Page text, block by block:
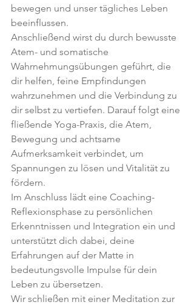
bewegen und unser tägliches Leben
beeinflussen.
Anschließend wirst du durch bewusste
Atem- und somatische
Wahrnehmungsübungen geführt, die
dir helfen, feine Empfindungen
wahrzunehmen und die Verbindung zu
dir selbst zu vertiefen. Darauf folgt eine
fließende Yoga-Praxis, die Atem,
Bewegung und achtsame
Aufmerksamkeit verbindet, um
Spannungen zu lösen und Vitalität zu
fördern.
Im Anschluss lädt eine Coaching-
Reflexionsphase zu persönlichen
Erkenntnissen und Integration ein und
unterstützt dich dabei, deine
Erfahrungen auf der Matte in
bedeutungsvolle Impulse für dein
Leben zu übersetzen.
Wir schließen mit einer Meditation zur